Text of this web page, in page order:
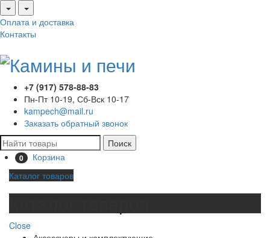
Оплата и доставка
Контакты
+7 (917) 578-88-83
Пн-Пт 10-19, Сб-Вск 10-17
kampech@mail.ru
Заказать обратный звонок
Поиск
0
Корзина
Каталог товаров
Close